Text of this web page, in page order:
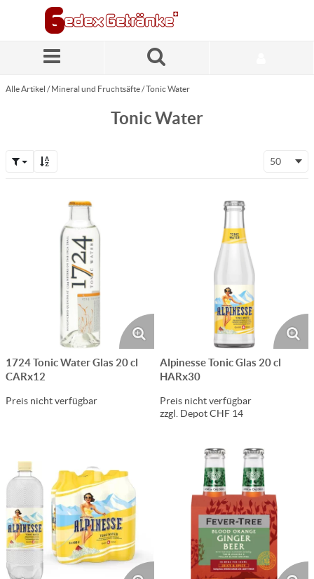
Alle Artikel / Mineral und Fruchtsäfte /Tonic Water
Tonic Water
50
1724 Tonic Water Glas 20 cl
CARx12
Preis nicht verfügbar
Alpinesse Tonic Glas 20 cl
HARx30
Preis nicht verfügbar
zzgl. Depot CHF 14